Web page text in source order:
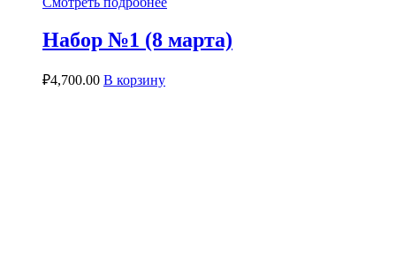
Набор №1 (8 марта)
₽4,700.00 В корзину